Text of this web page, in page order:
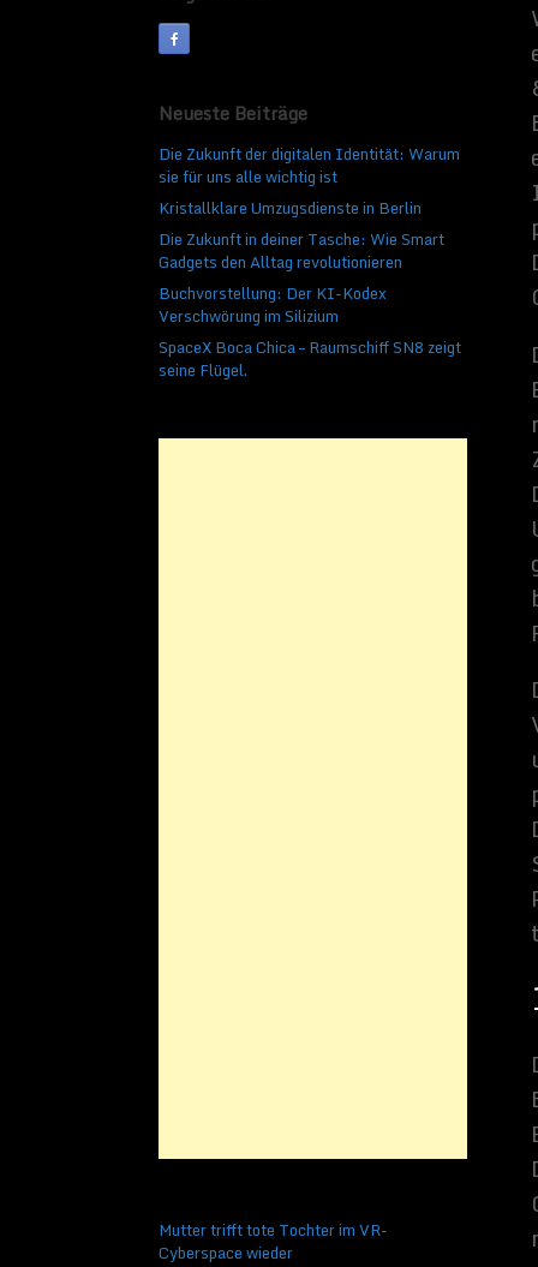
Daten erforderlich
Grundlage, holen
Die Verarbeitung
E-Mail-Adresse
mit der
Zimmermanns
Unternehmen die
genutzten und
betroffene
Rechte aufgeklärt.
Die Zimmermanns
Verantwortlicher
um einen
Schutz nicht
Person frei,
1.
Die
Begrifflichkeiten,
Geschäftspartner
möchten wir vorab
Wir verwenden in
a)
identifizierbare
identifizierbar
insbesondere
mehreren
genetischen,
b)
Betroffene
c)
Neueste Beiträge
Die Zukunft der digitalen Identität: Warum
sie für uns alle wichtig ist
Kristallklare Umzugsdienste in Berlin
Die Zukunft in deiner Tasche: Wie Smart
Gadgets den Alltag revolutionieren
Buchvorstellung: Der KI-Kodex
Verschwörung im Silizium
SpaceX Boca Chica – Raumschiff SN8 zeigt
seine Flügel.
Mutter trifft tote Tochter im VR-
Cyberspace wieder